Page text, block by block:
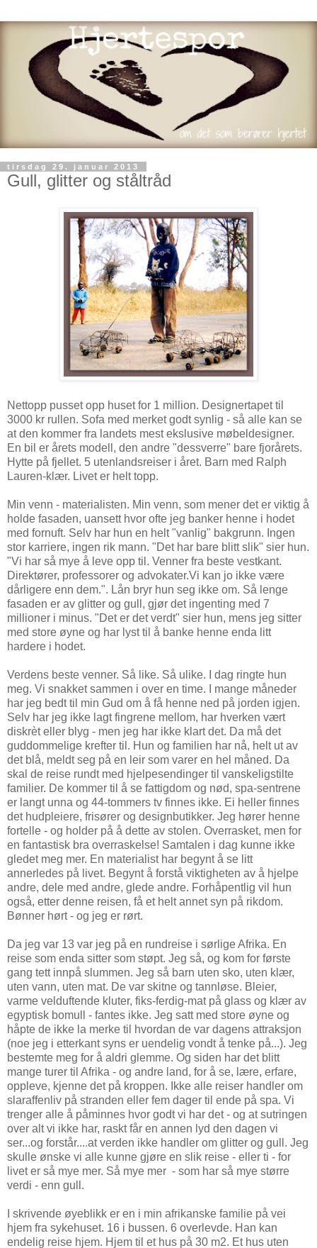
tirsdag 29. januar 2013
Gull, glitter og ståltråd
Nettopp pusset opp huset for 1 million. Designertapet til
3000 kr rullen. Sofa med merket godt synlig - så alle kan se
at den kommer fra landets mest ekslusive møbeldesigner.
En bil er årets modell, den andre "dessverre" bare fjorårets.
Hytte på fjellet. 5 utenlandsreiser i året. Barn med Ralph
Lauren-klær. Livet er helt topp.
Min venn - materialisten. Min venn, som mener det er viktig å
holde fasaden, uansett hvor ofte jeg banker henne i hodet
med fornuft. Selv har hun en helt "vanlig" bakgrunn. Ingen
stor karriere, ingen rik mann. "Det har bare blitt slik" sier hun.
"Vi har så mye å leve opp til. Venner fra beste vestkant.
Direktører, professorer og advokater.Vi kan jo ikke være
dårligere enn dem.". Lån bryr hun seg ikke om. Så lenge
fasaden er av glitter og gull, gjør det ingenting med 7
millioner i minus. "Det er det verdt" sier hun, mens jeg sitter
med store øyne og har lyst til å banke henne enda litt
hardere i hodet.
Verdens beste venner. Så like. Så ulike. I dag ringte hun
meg. Vi snakket sammen i over en time. I mange måneder
har jeg bedt til min Gud om å få henne ned på jorden igjen.
Selv har jeg ikke lagt fingrene mellom, har hverken vært
diskrèt eller blyg - men jeg har ikke klart det. Da må det
guddommelige krefter til. Hun og familien har nå, helt ut av
det blå, meldt seg på en leir som varer en hel måned. Da
skal de reise rundt med hjelpesendinger til vanskeligstilte
familier. De kommer til å se fattigdom og nød, spa-sentrene
er langt unna og 44-tommers tv finnes ikke. Ei heller finnes
det hudpleiere, frisører og designbutikker. Jeg hører henne
fortelle - og holder på å dette av stolen. Overrasket, men for
en fantastisk bra overraskelse! Samtalen i dag kunne ikke
gledet meg mer. En materialist har begynt å se litt
annerledes på livet. Begynt å forstå viktigheten av å hjelpe
andre, dele med andre, glede andre. Forhåpentlig vil hun
også, etter denne reisen, få et helt annet syn på rikdom.
Bønner hørt - og jeg er rørt.
Da jeg var 13 var jeg på en rundreise i sørlige Afrika. En
reise som enda sitter som støpt. Jeg så, og kom for første
gang tett innpå slummen. Jeg så barn uten sko, uten klær,
uten vann, uten mat. De var skitne og tannløse. Bleier,
varme velduftende kluter, fiks-ferdig-mat på glass og klær av
egyptisk bomull - fantes ikke. Jeg satt med store øyne og
håpte de ikke la merke til hvordan de var dagens attraksjon
(noe jeg i etterkant syns er uendelig vondt å tenke på...). Jeg
bestemte meg for å aldri glemme. Og siden har det blitt
mange turer til Afrika - og andre land, for å se, lære, erfare,
oppleve, kjenne det på kroppen. Ikke alle reiser handler om
slaraffenliv på stranden eller fem dager til ende på spa. Vi
trenger alle å påminnes hvor godt vi har det - og at sutringen
over alt vi ikke har, raskt får en annen lyd den dagen vi
ser...og forstår....at verden ikke handler om glitter og gull. Jeg
skulle ønske vi alle kunne gjøre en slik reise - eller ti - for
livet er så mye mer. Så mye mer - som har så mye større
verdi - enn gull.
I skrivende øyeblikk er en i min afrikanske familie på vei
hjem fra sykehuset. 16 i bussen. 6 overlevde. Han kan
endelig reise hjem. Hjem til et hus på 30 m2. Et hus uten